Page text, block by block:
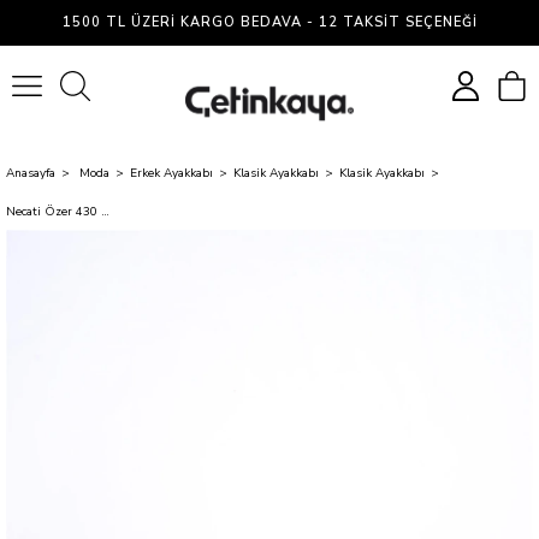
1500 TL ÜZERI KARGO BEDAVA - 12 TAKSIT SEÇENEĞI
Anasayfa Moda Erkek Ayakkabı Klasik Ayakkabı Klasik Ayakkabı
Necati Özer 430 Siyah Erkek Kösele Klasik Ayakkabı